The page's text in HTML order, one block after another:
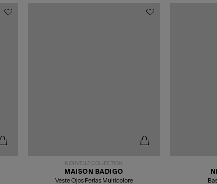
NOUVELLE COLLECTION
MAISON BADIGO
Veste Ojos Perlas Multicolore